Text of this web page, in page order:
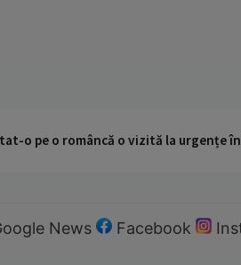
o pe o româncă o vizită la urgențe
News Facebook